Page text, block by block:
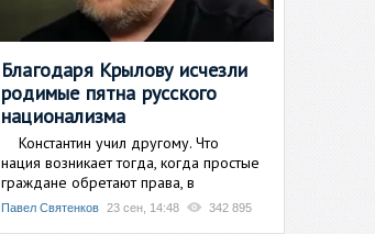
Благодаря Крылову исчезли
родимые пятна русского
национализма
Константин учил другому. Что
нация возникает тогда, когда простые
граждане обретают права, в
Павел Святенков 23 сен, 14:48 342 895